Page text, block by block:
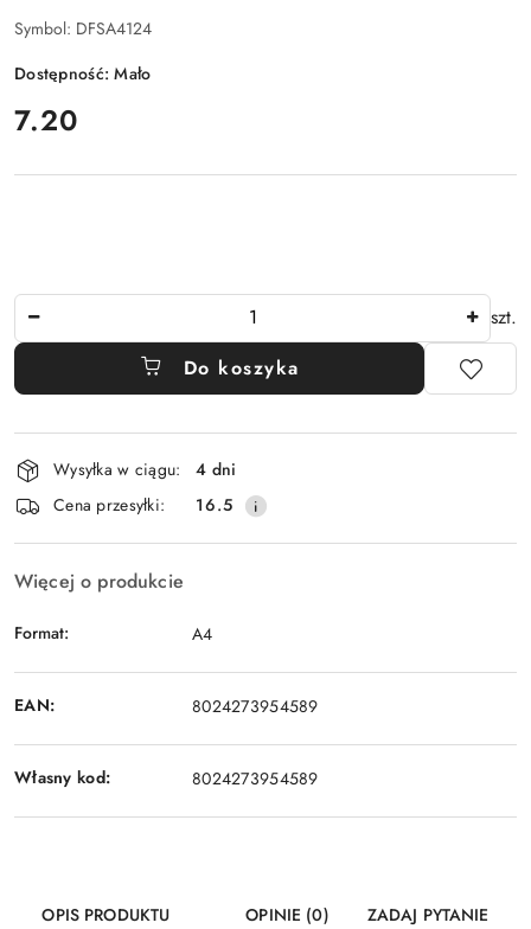
Symbol: DFSA4124
Dostępność:Mało
cena:
7.20
szt.
Do koszyka
Dostępność
i
dostawa
Wysyłka w ciągu:
4 dni
Cena przesyłki:
16.5
Więcej o produkcie
Format: A4
EAN: 8024273954589
Własny kod: 8024273954589
OPIS PRODUKTU OPINIE (0) ZADAJ PYTANIE